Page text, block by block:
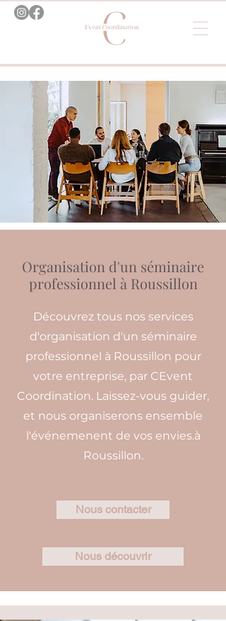
Organisation d'un séminaire
professionnel à Roussillon
Découvrez tous nos services
d'organisation d'un séminaire
professionnel à Roussillon pour
votre entreprise, par CEvent
Coordination. Laissez-vous guider,
et nous organiserons ensemble
l'événemenent de vos envies.à
Roussillon.
Nous contacter
Nous découvrir